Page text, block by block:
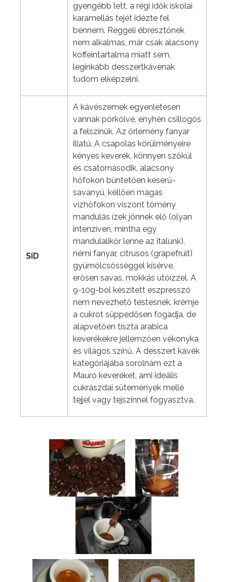
gyengébb lett, a régi idők iskolai
karamellás tejét idézte fel
bennem. Reggeli ébresztőnek
nem alkalmas, már csak alacsony
koffeintartalma miatt sem,
leginkább desszertkávénak
tudom elképzelni.
SiD
A kávészemek egyenletesen
vannak pörkölve, enyhén csillogós
a felszínük. Az őrlemény fanyar
illatú. A csapolás körülményeire
kényes keverék, könnyen szőkül
és csatornásodik, alacsony
hőfokon büntetően keserű-
savanyú, kellően magas
vízhőfokon viszont tömény
mandulás ízek jönnek elő (olyan
intenzíven, mintha egy
mandulalikőr lenne az italunk),
némi fanyar, citrusos (grapefruit)
gyümölcsösséggel kísérve,
erősen savas, mokkás utóízzel. A
9-10g-ból készített eszpresszó
nem nevezhető testesnek, krémje
a cukrot süppedősen fogadja, de
alapvetően tiszta arabica
keverékekre jellemzően vékonyka
és világos színű. A desszert kávék
kategóriájába sorolnám ezt a
Mauro keveréket, ami ideális
cukrászdai sütemények mellé
tejjel vagy tejszínnel fogyasztva.